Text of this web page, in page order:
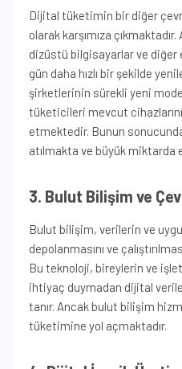
Dijital tüketimin bir diğer
olarak karşımıza
dizüstü bilgisayarlar ve diğer
gün daha hızlı bir şekilde
şirketlerinin sürekli yeni
tüketicileri mevcut
etmektedir. Bunun
atılmakta ve büyük miktarda
3. Bulut Bilişim ve
Bulut bilişim, verilerin ve
depolanmasını ve
Bu teknoloji, bireylerin ve
ihtiyaç duymadan dijital
tanır. Ancak bulut bilişim
tüketimine yol açmaktadır.